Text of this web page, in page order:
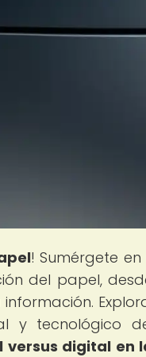
! Sumérgete
del papel,
y tecnológico
versus digital en